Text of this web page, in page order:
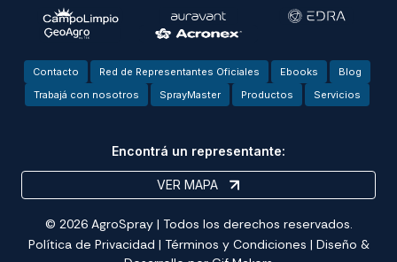
Contacto Red de Representantes Oficiales Ebooks
Blog
Trabajá con nosotros
SprayMaster Productos Servicios
Encontrá un representante:
VER MAPA
© 2026 AgroSpray | Todos los derechos reservados.
Política de Privacidad | Términos y Condiciones | Diseño &